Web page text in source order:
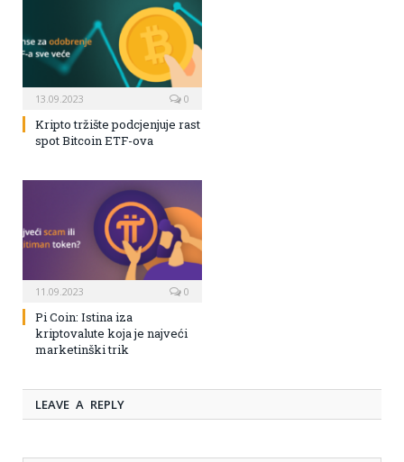
13.09.2023 0
Kripto tržište podcjenjuje rast
spot Bitcoin ETF-ova
11.09.2023 0
Pi Coin: Istina iza
kriptovalute koja je najveći
marketinški trik
LEAVE A REPLY